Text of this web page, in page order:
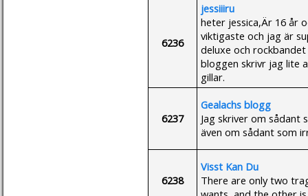
6236
jessiiiru
heter jessica,Är 16 år
viktigaste och jag är
deluxe och
bloggen skrivr jag lite
gillar.
6237
Gealachs blogg
Jag skriver om sådant
även om sådant som
6238
Visst Kan Du
There are only two